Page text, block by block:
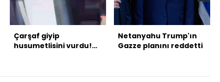
Çarşaf giyip
husumetlisini vurdu!
Netanyahu Trump'ın
Gazze planını reddetti